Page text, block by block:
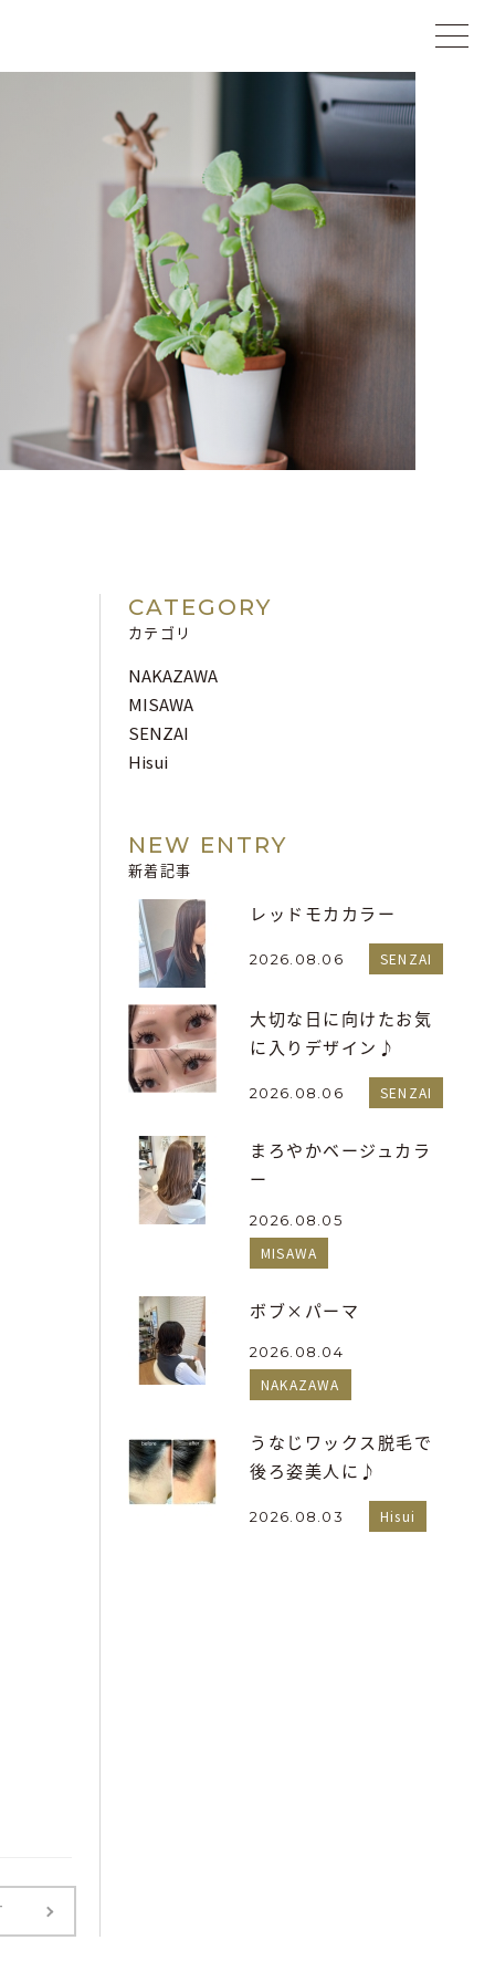
CATEGORY
カテゴリ
NAKAZAWA
MISAWA
SENZAI
Hisui
NEW ENTRY
新着記事
レッドモカカラー
2026.08.06 SENZAI
大切な日に向けたお気
に入りデザイン♪
2026.08.06 SENZAI
まろやかベージュカラ
ー
2026.08.05
MISAWA
ボブ×パーマ
2026.08.04
NAKAZAWA
うなじワックス脱毛で
後ろ姿美人に♪
2026.08.03 Hisui